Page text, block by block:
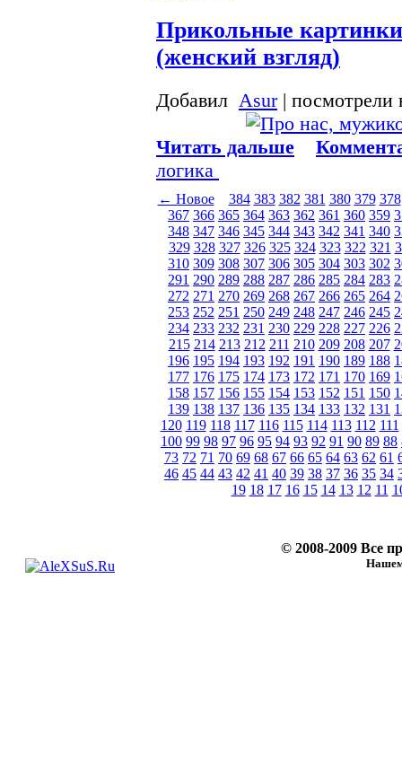
Прикольные картинки
(женский взгляд)
Добавил Asur| посмотрели
Читать дальше
логика
← Новое 384 383 382 381 380 379 378
367 366 365 364 363 362 361 360 359
348 347 346 345 344 343 342 341 340
329 328 327 326 325 324 323 322 321
310 309 308 307 306 305 304 303 302
291 290 289 288 287 286 285 284 283
272 271 270 269 268 267 266 265 264
253 252 251 250 249 248 247 246 245
234 233 232 231 230 229 228 227 226
215 214 213 212 211 210 209 208 207
196 195 194 193 192 191 190 189 188
177 176 175 174 173 172 171 170 169
158 157 156 155 154 153 152 151 150
139 138 137 136 135 134 133 132 131
120 119 118 117 116 115 114 113 112 111
100 99 98 97 96 95 94 93 92 91 90 89 88
73 72 71 70 69 68 67 66 65 64 63 62 61
46 45 44 43 42 41 40 39 38 37 36 35 34
19 18 17 16 15 14 13 12 11
© 2008-2009 Все